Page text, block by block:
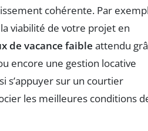
cohérente. Par
viabilité de votre projet en
de vacance faible attendu
encore une gestion locative
s’appuyer sur un courtier
les meilleures conditions